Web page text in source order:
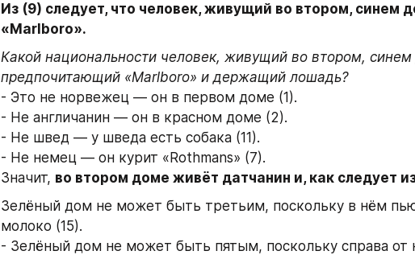
Из (9) следует, что человек, живущий во втором, синем
«Marlboro».
Какой национальности человек, живущий во втором,
- Это не норвежец — он в первом доме (1).
- Не англичанин — он в красном доме (2).
- Не швед — у шведа есть собака (11).
- Не немец — он курит «Rothmans» (7).
Значит, во втором доме живёт датчанин и, как следует
Зелёный дом не может быть третьим, поскольку в нём
молоко (15).
- Зелёный дом не может быть пятым, поскольку справа от